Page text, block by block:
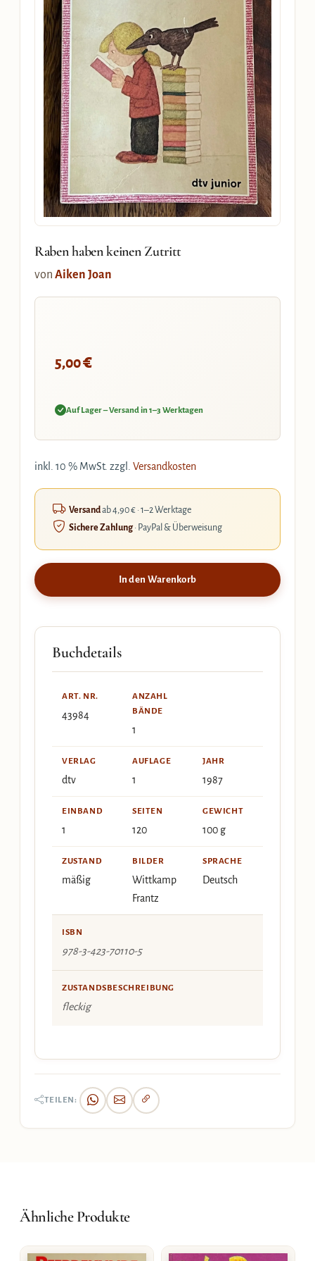
Raben haben keinen Zutritt
von Aiken Joan
5,00€
Auf Lager – Versand in 1–3 Werktagen
inkl. 10 % MwSt. zzgl. Versandkosten
Versandab 4,90 € · 1–2 Werktage
Sichere Zahlung· PayPal & Überweisung
In den Warenkorb
Buchdetails
ART. NR.
43984
ANZAHL
BÄNDE
1
VERLAG
dtv
AUFLAGE
1
JAHR
1987
EINBAND
1
SEITEN
120
GEWICHT
100 g
ZUSTAND
mäßig
BILDER
Wittkamp
Frantz
SPRACHE
Deutsch
ISBN
978-3-423-70110-5
ZUSTANDSBESCHREIBUNG
fleckig
TEILEN:
Ähnliche Produkte